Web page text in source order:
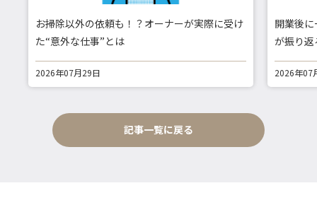
お掃除以外の依頼も！？オーナーが実際に受け
た“意外な仕事”とは
2026年07月29日
開業後
が振り
2026年07
記事一覧に戻る